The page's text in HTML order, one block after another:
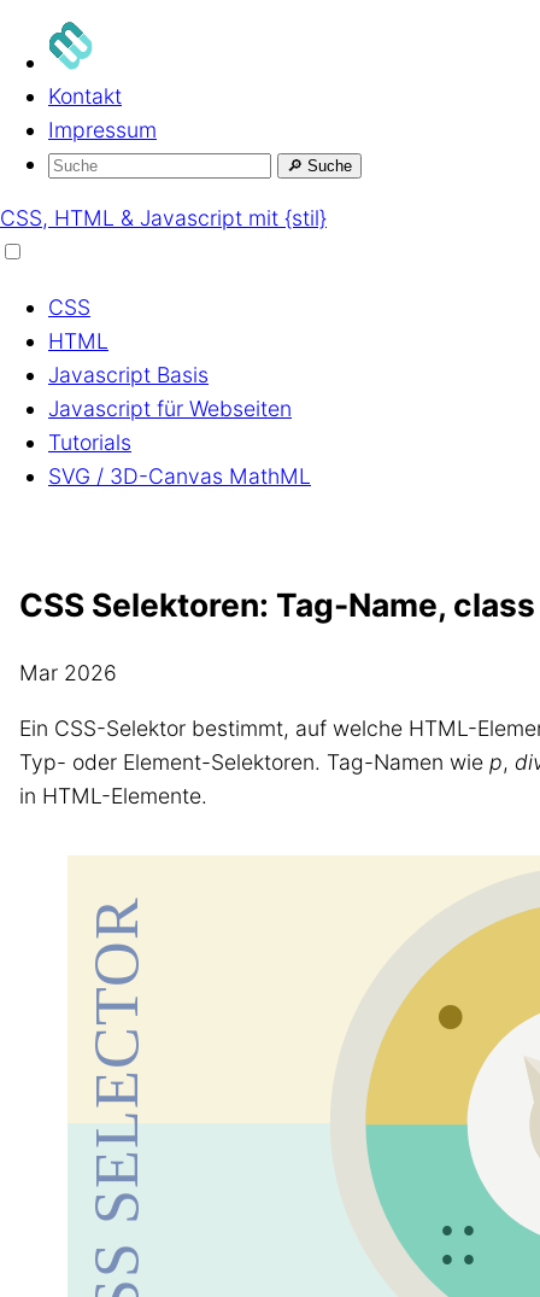
Kontakt
Impressum
🔎 Suche
CSS, HTML & Javascript mit {stil}
CSS
HTML
Javascript Basis
Javascript für Webseiten
Tutorials
SVG / 3D-Canvas MathML
CSS Selektoren: Tag-Name,
Mar 2026
Ein CSS-Selektor bestimmt, auf welche HTML-
Typ- oder Element-Selektoren. Tag-Namen wie p,
in HTML-Elemente.